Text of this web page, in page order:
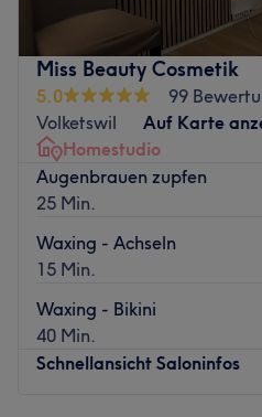
Miss Beauty Cosmetik
5.0
99
Volketswil
Auf Karte
Homestudio
Augenbrauen zupfen
25 Min.
Waxing - Achseln
15 Min.
Waxing - Bikini
40 Min.
Schnellansicht Saloninfos